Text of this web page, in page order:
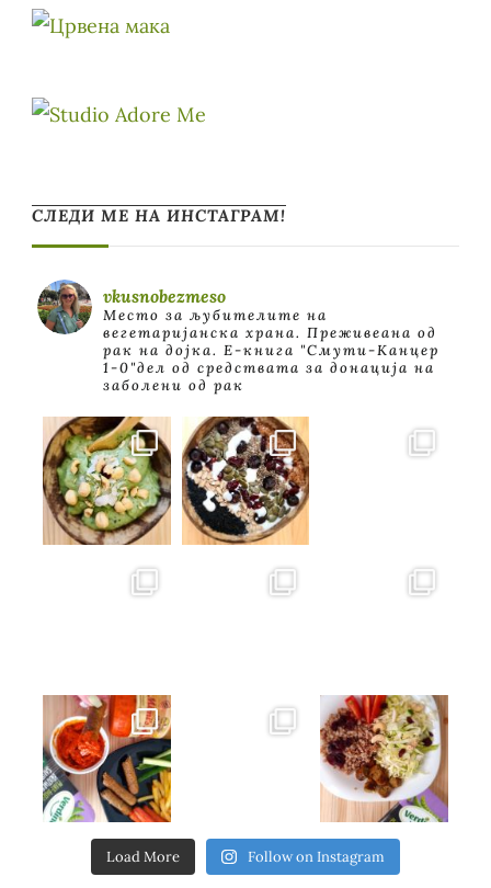
СЛЕДИ МЕ НА ИНСТАГРАМ!
vkusnobezmeso
Место за љубителите на
вегетаријанска храна. Преживеана од
рак на дојка. E-книга "Смути-Канцер
1-0"дел од средствата за донација на
заболени од рак
Load More Follow on Instagram